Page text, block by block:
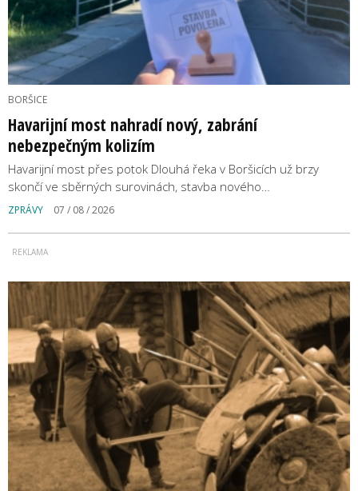
BORŠICE
Havarijní most nahradí nový, zabrání
nebezpečným kolizím
Havarijní most přes potok Dlouhá řeka v Boršicích už brzy
skončí ve sběrných surovinách, stavba nového…
ZPRÁVY 07 / 08 / 2026